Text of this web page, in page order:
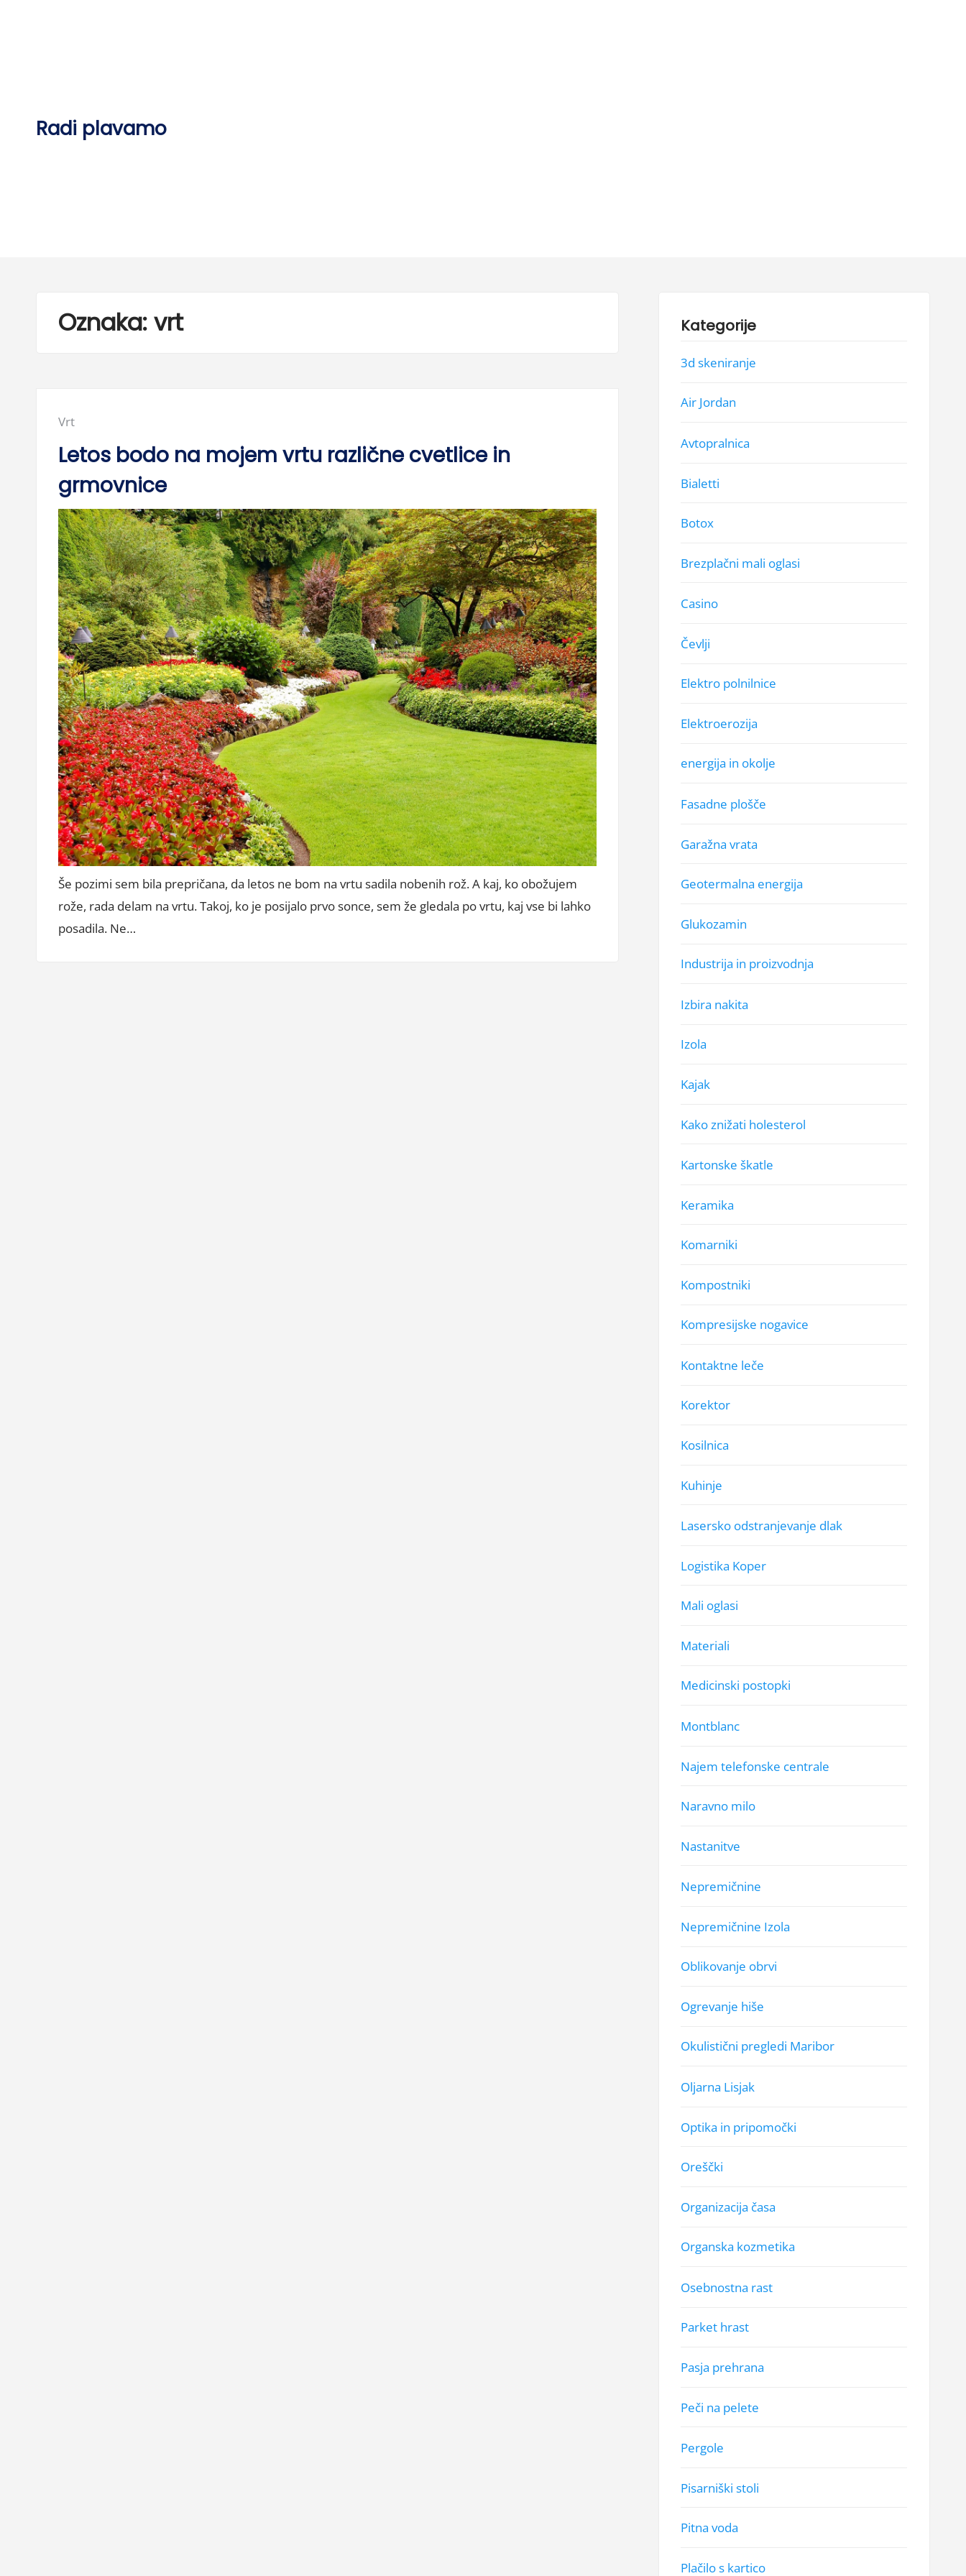
Radi plavamo
Oznaka:vrt
Posted
in:
Vrt
Letos bodo na mojem vrtu različne cvetlice in
grmovnice
Še pozimi sem bila prepričana, da letos ne bom na vrtu sadila nobenih rož. A kaj, ko obožujem
rože, rada delam na vrtu. Takoj, ko je posijalo prvo sonce, sem že gledala po vrtu, kaj vse bi lahko
posadila. Ne…
Kategorije
3d skeniranje
Air Jordan
Avtopralnica
Bialetti
Botox
Brezplačni mali oglasi
Casino
Čevlji
Elektro polnilnice
Elektroerozija
energija in okolje
Fasadne plošče
Garažna vrata
Geotermalna energija
Glukozamin
Industrija in proizvodnja
Izbira nakita
Izola
Kajak
Kako znižati holesterol
Kartonske škatle
Keramika
Komarniki
Kompostniki
Kompresijske nogavice
Kontaktne leče
Korektor
Kosilnica
Kuhinje
Lasersko odstranjevanje dlak
Logistika Koper
Mali oglasi
Materiali
Medicinski postopki
Montblanc
Najem telefonske centrale
Naravno milo
Nastanitve
Nepremičnine
Nepremičnine Izola
Oblikovanje obrvi
Ogrevanje hiše
Okulistični pregledi Maribor
Oljarna Lisjak
Optika in pripomočki
Oreščki
Organizacija časa
Organska kozmetika
Osebnostna rast
Parket hrast
Pasja prehrana
Peči na pelete
Pergole
Pisarniški stoli
Pitna voda
Plačilo s kartico